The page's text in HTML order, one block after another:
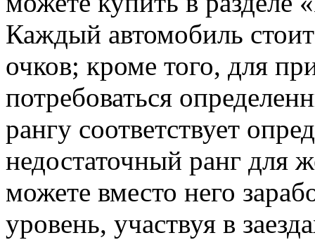
Каждый автомобиль
очков; кроме того, для
потребоваться
рангу соответствует
недостаточный ранг для
можете вместо него
уровень, участвуя в